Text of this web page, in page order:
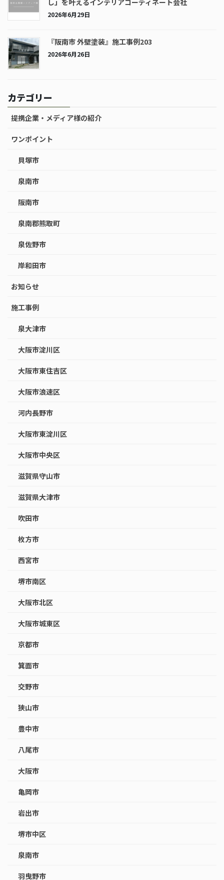
し」を叶えるインテリアコーディネート会社
2026年6月29日
『阪南市 外壁塗装』施工事例203
2026年6月26日
カテゴリー
提携企業・メディア様の紹介
ワンポイント
貝塚市
泉南市
阪南市
泉南郡熊取町
泉佐野市
岸和田市
お知らせ
施工事例
泉大津市
大阪市淀川区
大阪市東住吉区
大阪市浪速区
河内長野市
大阪市東淀川区
大阪市中央区
滋賀県守山市
滋賀県大津市
吹田市
枚方市
西宮市
堺市南区
大阪市北区
大阪市城東区
京都市
箕面市
交野市
狭山市
豊中市
八尾市
大阪市
亀岡市
岩出市
堺市中区
泉南市
羽曳野市